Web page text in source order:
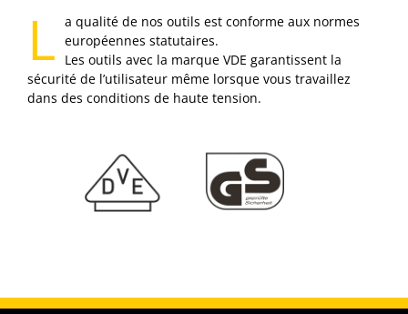
L a qualité de nos outils est conforme aux normes
européennes statutaires.
Les outils avec la marque VDE garantissent la
sécurité de l’utilisateur même lorsque vous travaillez
dans des conditions de haute tension.